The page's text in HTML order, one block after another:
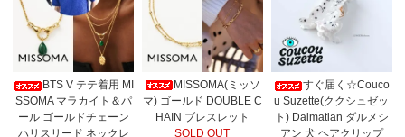
BTS V テテ着用 MI
SSOMA マラカイト＆パ
ール ゴールドチェーン
ハリスリード ネックレ
MISSOMA(ミッソ
マ) ゴールド DOUBLE C
HAIN ブレスレット
SOLD OUT
すぐ届く☆Couco
u Suzette(ククシュゼッ
ト) Dalmatian ダルメシ
アン 犬 ヘアクリップ